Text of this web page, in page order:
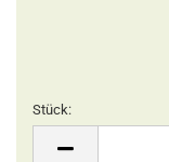
Stück: